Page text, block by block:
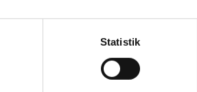
Statistik